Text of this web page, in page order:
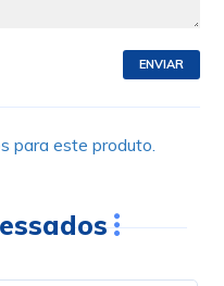
ENVIAR
para este produto.